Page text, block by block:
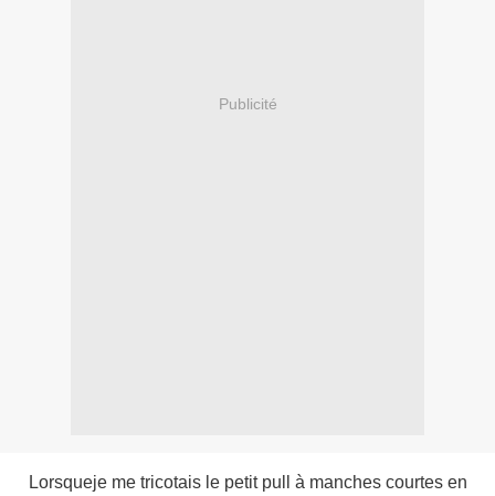
Publicité
Lorsqueje me tricotais le petit pull à manches courtes en